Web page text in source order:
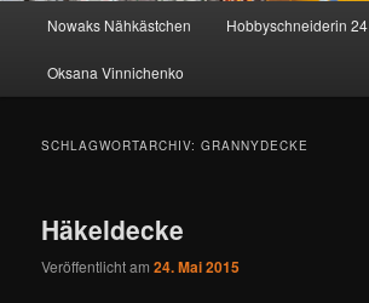
Nowaks Nähkästchen Hobbyschneiderin 24
Oksana Vinnichenko
SCHLAGWORTARCHIV:GRANNYDECKE
Häkeldecke
Veröffentlicht am24. Mai 2015